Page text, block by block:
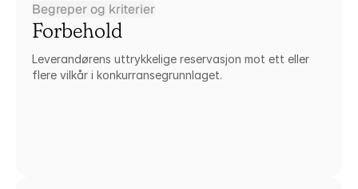
Begreper og kriterier
Forbehold
Leverandørens uttrykkelige reservasjon mot ett eller
flere vilkår i konkurransegrunnlaget.